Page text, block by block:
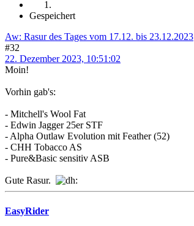
Gespeichert
Aw: Rasur des Tages vom 17.12. bis 23.12.2023
#32
22. Dezember 2023, 10:51:02
Moin!
Vorhin gab's:
- Mitchell's Wool Fat
- Edwin Jagger 25er STF
- Alpha Outlaw Evolution mit Feather (52)
- CHH Tobacco AS
- Pure&Basic sensitiv ASB
Gute Rasur.
EasyRider